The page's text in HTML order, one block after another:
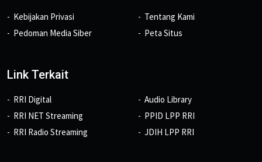
Kebijakan Privasi
Pedoman Media Siber
Tentang Kami
Peta Situs
Link Terkait
RRI Digital
RRI NET Streaming
RRI Radio Streaming
Audio Library
PPID LPP RRI
JDIH LPP RRI